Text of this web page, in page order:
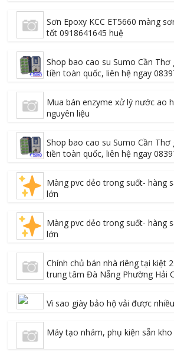
Sơn Epoxy KCC ET5660 màng
tốt 0918641645 huệ
Shop bao cao su Sumo Cần Thơ
tiền toàn quốc, liên hệ ngay
Mua bán enzyme xử lý nước ao
nguyên liệu
Shop bao cao su Sumo Cần Thơ
tiền toàn quốc, liên hệ ngay
Màng pvc dẻo trong suốt- hàng
lớn
Màng pvc dẻo trong suốt- hàng
lớn
Chính chủ bán nhà riêng tại kiệt
trung tâm Đà Nẵng Phường Hải
Vì sao giày bảo hộ vải được
Máy tạo nhám, phụ kiện sẵn kho